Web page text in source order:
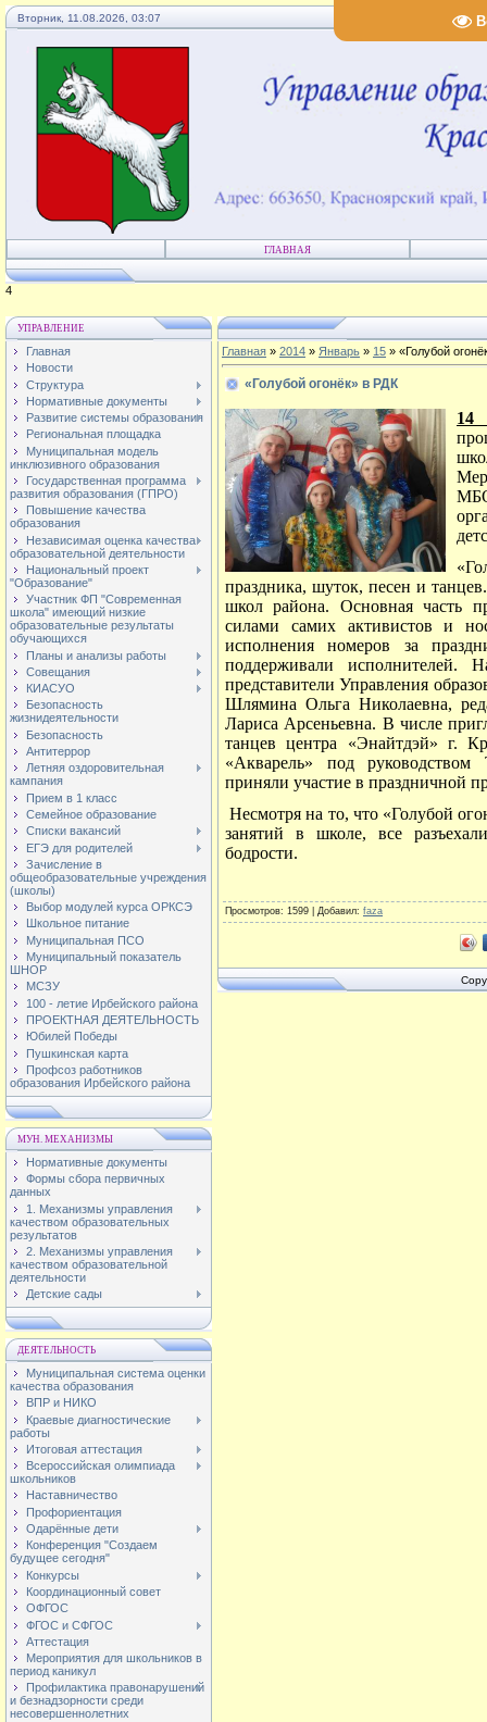
Вторник, 11.08.2026, 03:07
ГЛАВНАЯ
1
УПРАВЛЕНИЕ
Главная
Новости
Структура
Нормативные документы
Развитие системы образования
Региональная площадка
Муниципальная модель
инклюзивного образования
Государственная программа
развития образования (ГПРО)
Повышение качества
образования
Независимая оценка качества
образовательной деятельности
Национальный проект
"Образование"
Участник ФП "Современная
школа" имеющий низкие
образовательные результаты
обучающихся
Планы и анализы работы
Совещания
КИАСУО
Безопасность
жизнидеятельности
Безопасность
Антитеррор
Летняя оздоровительная
кампания
Прием в 1 класс
Семейное образование
Списки вакансий
ЕГЭ для родителей
Зачисление в
общеобразовательные учреждения
(школы)
Выбор модулей курса ОРКСЭ
Школьное питание
Муниципальная ПСО
Муниципальный показатель
ШНОР
МСЗУ
100 - летие Ирбейского района
ПРОЕКТНАЯ ДЕЯТЕЛЬНОСТЬ
Юбилей Победы
Пушкинская карта
Профсоз работников
образования Ирбейского района
МУН. МЕХАНИЗМЫ
Нормативные документы
Формы сбора первичных
данных
1. Механизмы управления
качеством образовательных
результатов
2. Механизмы управления
качеством образовательной
деятельности
Детские сады
ДЕЯТЕЛЬНОСТЬ
Муниципальная система оценки
качества образования
ВПР и НИКО
Краевые диагностические
работы
Итоговая аттестация
Всероссийская олимпиада
школьников
Наставничество
Профориентация
Одарённые дети
Конференция "Создаем
будущее сегодня"
Конкурсы
Координационный совет
ОФГОС
ФГОС и СФГОС
Аттестация
Мероприятия для школьников в
период каникул
Профилактика правонарушений
и безнадзорности среди
несовершеннолетних
Главная » 2014 » Январь » 15 » «Голубой
«Голубой огонёк» в РДК
14
праздника, шуток, песен и
школ района. Основная часть
силами самих активистов и
исполнения номеров за
поддерживали исполнителей.
представители Управления
Шлямина Ольга Николаевна,
Лариса Арсеньевна. В числе
танцев центра «Энайтдэй» г.
«Акварель» под
приняли участие в праздничной
Несмотря на то, что «Голубой
занятий в школе, все
бодрости.
Просмотров: 1599 | Добавил: faza